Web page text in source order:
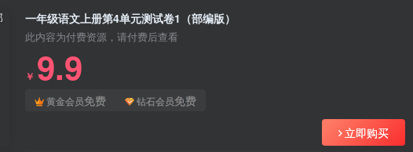
一年级语文上册第4单元测试卷1（部编版）
此内容为付费资源，请付费后查看
￥ 9.9
黄金会员免费 钻石会员免费
立即购买